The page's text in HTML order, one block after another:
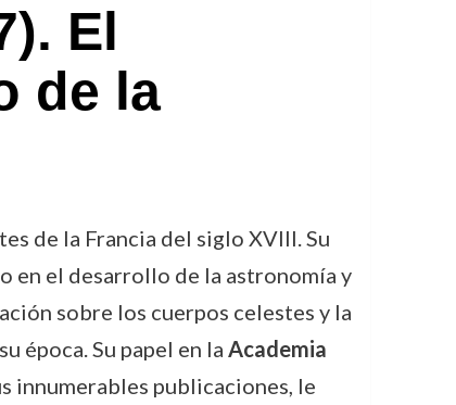
El
de la
de la Francia del siglo XVIII. Su
en el desarrollo de la astronomía y
sobre los cuerpos celestes y la
época. Su papel en la Academia
innumerables publicaciones, le